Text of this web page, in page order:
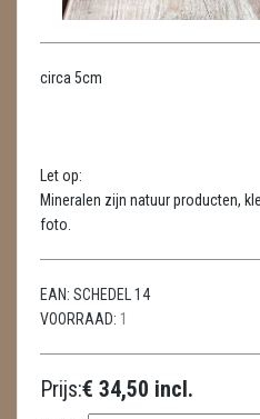
ZAKJES WATER ELIXERS
circa 5cm
Let op:
Mineralen zijn natuur producten,
foto.
EAN: SCHEDEL 14
VOORRAAD: 1
Prijs:€ 34,50 incl.